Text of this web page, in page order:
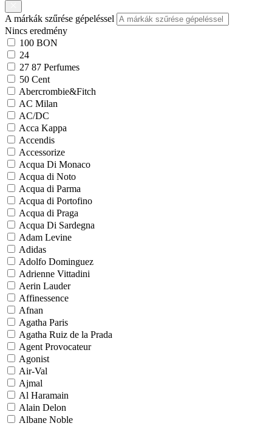
A márkák szűrése gépeléssel
Nincs eredmény
100 BON
24
27 87 Perfumes
50 Cent
Abercrombie&Fitch
AC Milan
AC/DC
Acca Kappa
Accendis
Accessorize
Acqua Di Monaco
Acqua di Noto
Acqua di Parma
Acqua di Portofino
Acqua di Praga
Acqua Di Sardegna
Adam Levine
Adidas
Adolfo Dominguez
Adrienne Vittadini
Aerin Lauder
Affinessence
Afnan
Agatha Paris
Agatha Ruiz de la Prada
Agent Provocateur
Agonist
Air-Val
Ajmal
Al Haramain
Alain Delon
Albane Noble